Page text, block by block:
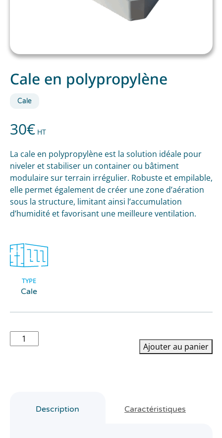
Cale en polypropylène
Cale
30€ HT
La cale en polypropylène est la solution idéale pour
niveler et stabiliser un container ou bâtiment
modulaire sur terrain irrégulier. Robuste et empilable,
elle permet également de créer une zone d’aération
sous la structure, limitant ainsi l’accumulation
d’humidité et favorisant une meilleure ventilation.
TYPE
Cale
quantité
de
Ajouter au panier
Description Caractéristiques